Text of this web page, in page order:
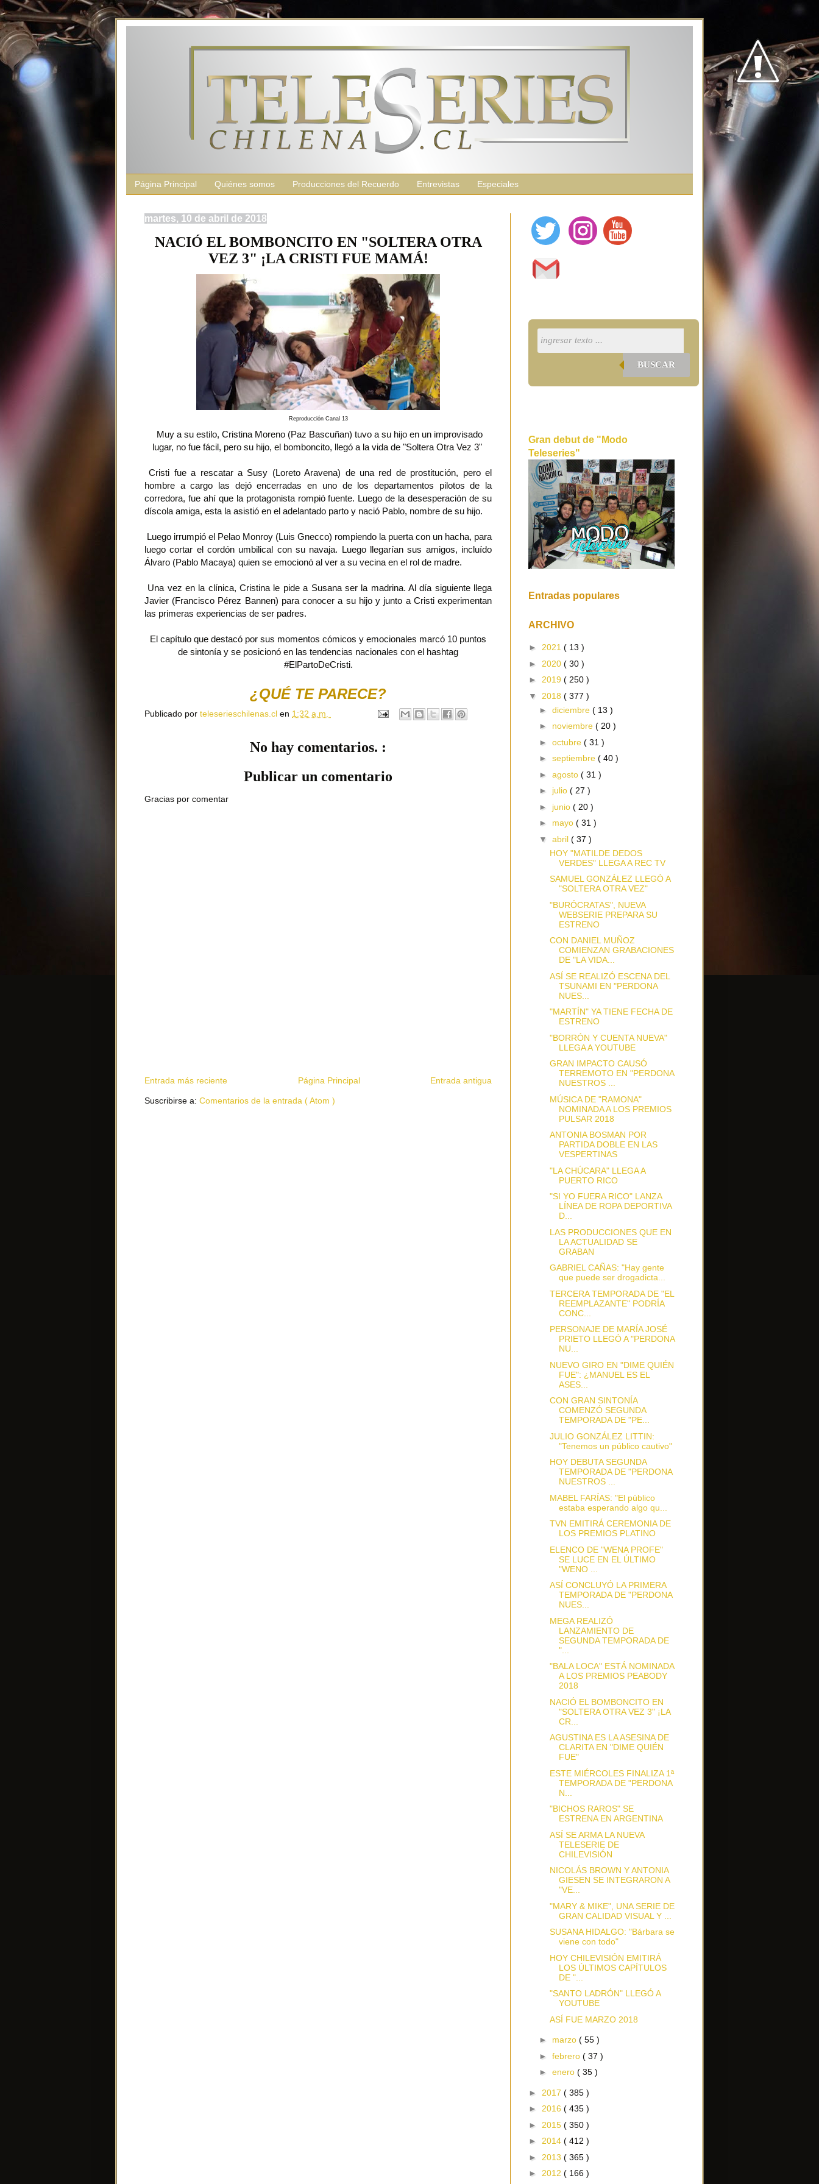
Página Principal Quiénes somos Producciones del Recuerdo Entrevistas Especiales
martes, 10 de abril de 2018
NACIÓ EL BOMBONCITO EN "SOLTERA OTRA
VEZ 3" ¡LA CRISTI FUE MAMÁ!
Reproducción Canal 13
Muy a su estilo, Cristina Moreno (Paz Bascuñan) tuvo a su hijo en un improvisado
lugar, no fue fácil, pero su hijo, el bomboncito, llegó a la vida de "Soltera Otra Vez 3"
Cristi fue a rescatar a Susy (Loreto Aravena) de una red de prostitución, pero el
hombre a cargo las dejó encerradas en uno de los departamentos pilotos de la
corredora, fue ahí que la protagonista rompió fuente. Luego de la desesperación de su
díscola amiga, esta la asistió en el adelantado parto y nació Pablo, nombre de su hijo.
Luego irrumpió el Pelao Monroy (Luis Gnecco) rompiendo la puerta con un hacha, para
luego cortar el cordón umbilical con su navaja. Luego llegarían sus amigos, incluído
Álvaro (Pablo Macaya) quien se emocionó al ver a su vecina en el rol de madre.
Una vez en la clínica, Cristina le pide a Susana ser la madrina. Al día siguiente llega
Javier (Francisco Pérez Bannen) para conocer a su hijo y junto a Cristi experimentan
las primeras experiencias de ser padres.
El capítulo que destacó por sus momentos cómicos y emocionales marcó 10 puntos
de sintonía y se posicionó en las tendencias nacionales con el hashtag
#ElPartoDeCristi.
¿QUÉ TE PARECE?
Publicado por teleserieschilenas.cl en 1:32 a.m.
No hay comentarios. :
Publicar un comentario
Gracias por comentar
Entrada más reciente Entrada antigua
Página Principal
Suscribirse a: Comentarios de la entrada ( Atom )
BUSCAR
Gran debut de "Modo
Teleseries"
Entradas populares
ARCHIVO
► 2021 ( 13 )
► 2020 ( 30 )
► 2019 ( 250 )
▼ 2018 ( 377 )
► diciembre ( 13 )
► noviembre ( 20 )
► octubre ( 31 )
► septiembre ( 40 )
► agosto ( 31 )
► julio ( 27 )
► junio ( 20 )
► mayo ( 31 )
▼ abril ( 37 )
HOY "MATILDE DEDOS
VERDES" LLEGA A REC TV
SAMUEL GONZÁLEZ LLEGÓ A
"SOLTERA OTRA VEZ"
"BURÓCRATAS", NUEVA
WEBSERIE PREPARA SU
ESTRENO
CON DANIEL MUÑOZ
COMIENZAN GRABACIONES
DE "LA VIDA...
ASÍ SE REALIZÓ ESCENA DEL
TSUNAMI EN "PERDONA
NUES...
"MARTÍN" YA TIENE FECHA DE
ESTRENO
"BORRÓN Y CUENTA NUEVA"
LLEGA A YOUTUBE
GRAN IMPACTO CAUSÓ
TERREMOTO EN "PERDONA
NUESTROS ...
MÚSICA DE "RAMONA"
NOMINADA A LOS PREMIOS
PULSAR 2018
ANTONIA BOSMAN POR
PARTIDA DOBLE EN LAS
VESPERTINAS
"LA CHÚCARA" LLEGA A
PUERTO RICO
"SI YO FUERA RICO" LANZA
LÍNEA DE ROPA DEPORTIVA
D...
LAS PRODUCCIONES QUE EN
LA ACTUALIDAD SE
GRABAN
GABRIEL CAÑAS: "Hay gente
que puede ser drogadicta...
TERCERA TEMPORADA DE "EL
REEMPLAZANTE" PODRÍA
CONC...
PERSONAJE DE MARÍA JOSÉ
PRIETO LLEGÓ A "PERDONA
NU...
NUEVO GIRO EN "DIME QUIÉN
FUE": ¿MANUEL ES EL
ASES...
CON GRAN SINTONÍA
COMENZÓ SEGUNDA
TEMPORADA DE "PE...
JULIO GONZÁLEZ LITTIN:
"Tenemos un público cautivo"
HOY DEBUTA SEGUNDA
TEMPORADA DE "PERDONA
NUESTROS ...
MABEL FARÍAS: "El público
estaba esperando algo qu...
TVN EMITIRÁ CEREMONIA DE
LOS PREMIOS PLATINO
ELENCO DE "WENA PROFE"
SE LUCE EN EL ÚLTIMO
"WENO ...
ASÍ CONCLUYÓ LA PRIMERA
TEMPORADA DE "PERDONA
NUES...
MEGA REALIZÓ
LANZAMIENTO DE
SEGUNDA TEMPORADA DE
"...
"BALA LOCA" ESTÁ NOMINADA
A LOS PREMIOS PEABODY
2018
NACIÓ EL BOMBONCITO EN
"SOLTERA OTRA VEZ 3" ¡LA
CR...
AGUSTINA ES LA ASESINA DE
CLARITA EN "DIME QUIÉN
FUE"
ESTE MIÉRCOLES FINALIZA 1ª
TEMPORADA DE "PERDONA
N...
"BICHOS RAROS" SE
ESTRENA EN ARGENTINA
ASÍ SE ARMA LA NUEVA
TELESERIE DE
CHILEVISIÓN
NICOLÁS BROWN Y ANTONIA
GIESEN SE INTEGRARON A
"VE...
"MARY & MIKE", UNA SERIE DE
GRAN CALIDAD VISUAL Y ...
SUSANA HIDALGO: "Bárbara se
viene con todo"
HOY CHILEVISIÓN EMITIRÁ
LOS ÚLTIMOS CAPÍTULOS
DE "...
"SANTO LADRÓN" LLEGÓ A
YOUTUBE
ASÍ FUE MARZO 2018
► marzo ( 55 )
► febrero ( 37 )
► enero ( 35 )
► 2017 ( 385 )
► 2016 ( 435 )
► 2015 ( 350 )
► 2014 ( 412 )
► 2013 ( 365 )
► 2012 ( 166 )